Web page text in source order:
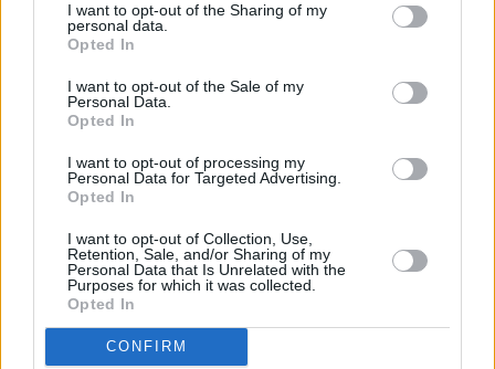
I want to opt-out of the Sharing of my
personal data.
Opted In
I want to opt-out of the Sale of my
Personal Data.
Opted In
I want to opt-out of processing my
Personal Data for Targeted Advertising.
Opted In
I want to opt-out of Collection, Use,
Retention, Sale, and/or Sharing of my
Personal Data that Is Unrelated with the
Purposes for which it was collected.
Opted In
CONFIRM
Σε αυτό το πλαίσιο, με στόχο την ελάφρυνση της μεσαίας
τάξης, εφαρμόστηκε από τον Ιανουάριο του 2026
μεσοσταθμική μείωση του συντελεστή φόρου
εισοδήματος φυσικών προσώπων κατά περίπου 1,5 π.μ.
που αντιστοιχεί σε ετησιοποιημένη δημοσιονομική
μεταρρύθμιση περιλαμβάνει ακόμη μεγαλύτερες και
στοχευμένες ελαφρύνσεις για πληθυσμιακές ομάδες,
όπως οι νεότεροι φορολογούμενοι και οι οικογένειες,
όπου το ποσοστό ελάφρυνσης συνδέεται με τον αριθμό